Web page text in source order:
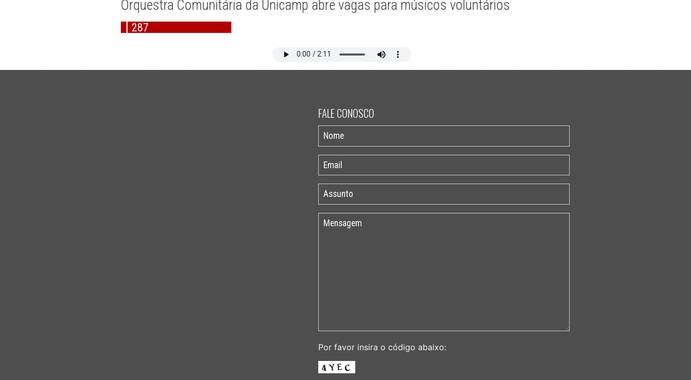
Orquestra Comunitária da Unicamp abre vagas para músicos voluntários
287
FALE CONOSCO
Por favor insira o código abaixo: